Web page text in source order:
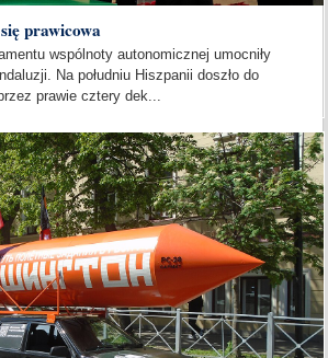
prawicowa
wspólnoty autonomicznej umocniły
Na południu Hiszpanii doszło do
prawie cztery dek...